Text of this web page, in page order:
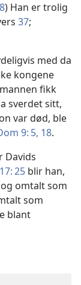
) Han er trolig
37;
med da
kongene
fikk
sverdet sitt,
var død, ble
9: 5, 18.
Davids
25 blir han,
omtalt som
som
blant